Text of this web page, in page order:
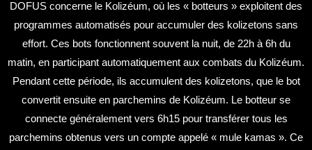
DOFUS concerne le Kolizéum, où les « botteurs » exploitent des
programmes automatisés pour accumuler des kolizetons sans
effort. Ces bots fonctionnent souvent la nuit, de 22h à 6h du
matin, en participant automatiquement aux combats du Kolizéum.
Pendant cette période, ils accumulent des kolizetons, que le bot
convertit ensuite en parchemins de Kolizéum. Le botteur se
connecte généralement vers 6h15 pour transférer tous les
parchemins obtenus vers un compte appelé « mule kamas ». Ce